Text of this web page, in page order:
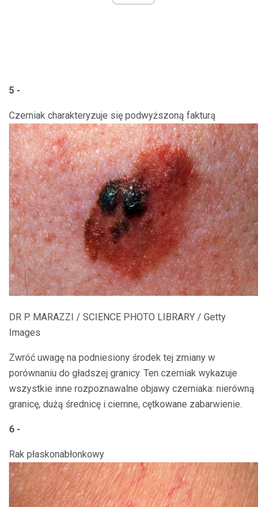
5 -
Czerniak charakteryzuje się podwyższoną fakturą
DR P. MARAZZI / SCIENCE PHOTO LIBRARY / Getty
Images
Zwróć uwagę na podniesiony środek tej zmiany w
porównaniu do gładszej granicy. Ten czerniak wykazuje
wszystkie inne rozpoznawalne objawy czerniaka: nierówną
granicę, dużą średnicę i ciemne, cętkowane zabarwienie.
6 -
Rak płaskonabłonkowy